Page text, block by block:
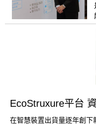
EcoStruxure平台
在智慧裝置出貨量逐年創下